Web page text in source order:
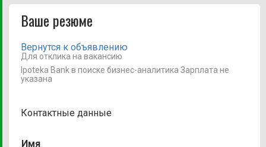
Ваше резюме
Вернутся к объявлению
Для отклика на вакансию
Ipoteka Bank в поиске бизнес-аналитика Зарплата не
указана
Контактные данные
Имя